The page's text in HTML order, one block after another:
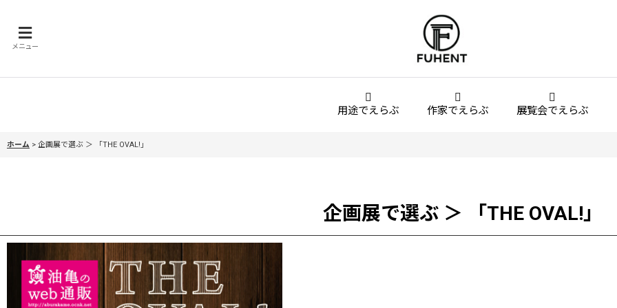
メニュー
用途でえらぶ 作家でえらぶ 展覧会でえらぶ
ホーム > 企画展で選ぶ ＞ 「THE OVAL!」
企画展で選ぶ ＞ 「THE OVAL!」